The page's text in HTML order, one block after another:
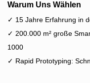
Warum Uns Wählen
✓ 15 Jahre Erfahrung in
✓ 200.000 m² große
1000
✓ Rapid Prototyping: